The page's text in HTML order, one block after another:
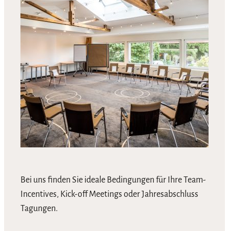
Bei uns finden Sie ideale Bedingungen für Ihre Team-
Incentives, Kick-off Meetings oder Jahresabschluss
Tagungen.